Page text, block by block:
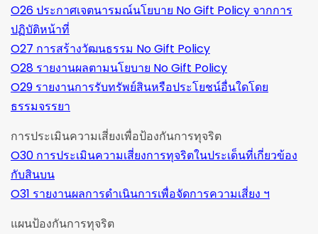
O26 ประกาศเจตนารมณ์นโยบาย No Gift Policy จากการ
ปฏิบัติหน้าที่
O27 การสร้างวัฒนธรรม No Gift Policy
O28 รายงานผลตามนโยบาย No Gift Policy
O29 รายงานการรับทรัพย์สินหรือประโยชน์อื่นใดโดย
ธรรมจรรยา
การประเมินความเสี่ยงเพื่อป้องกันการทุจริต
O30 การประเมินความเสี่ยงการทุจริตในประเด็นที่เกี่ยวข้อง
กับสินบน
O31 รายงานผลการดำเนินการเพื่อจัดการความเสี่ยง ฯ
แผนป้องกันการทุจริต